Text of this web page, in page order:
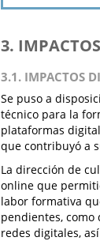
3. IMPACTOS
3.1. IMPACTOS
Se puso a
técnico para la
plataformas
que contribuyó a
La dirección de
online que
labor formativa
pendientes, como
redes digitales,